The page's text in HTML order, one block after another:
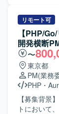
管理、リス
当して頂き
作成・更新
び対策立案
ーとなる社
ら、関係者
す。 【求める人物像】 PJ推進のために5W1Hを明確に示
し、自ら考
ちではなく
イプの方を
リモート可
【PHP/
開発横断
〜
東京都
PM(業務
PHP ・
【募集背景
トにおいて